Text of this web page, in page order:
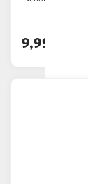
9,99€